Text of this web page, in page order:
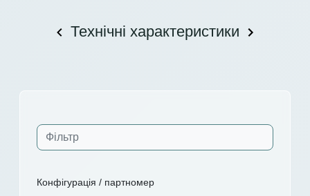
Технічні характеристики
Конфігурація / партномер